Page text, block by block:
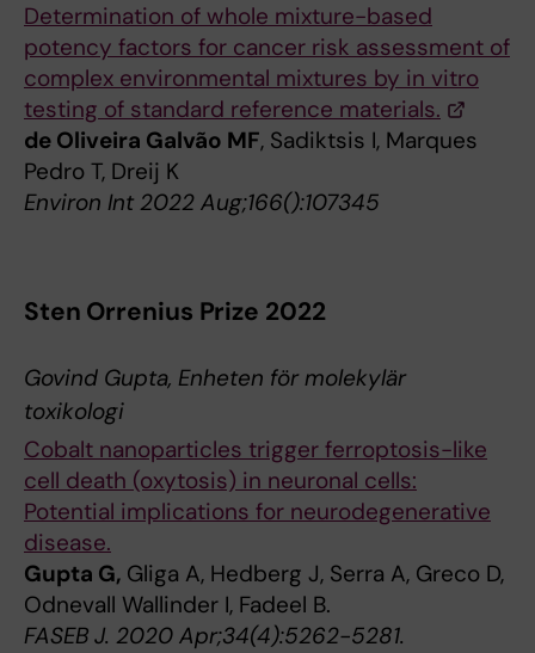
Determination of whole mixture-based
potency factors for cancer risk assessment of
complex environmental mixtures by in vitro
testing of standard reference materials.
de Oliveira Galvão MF, Sadiktsis I, Marques
Pedro T, Dreij K
Environ Int 2022 Aug;166():107345
Sten Orrenius Prize 2022
Govind Gupta, Enheten för molekylär
toxikologi
Cobalt nanoparticles trigger ferroptosis-like
cell death (oxytosis) in neuronal cells:
Potential implications for neurodegenerative
disease.
Gupta G, Gliga A, Hedberg J, Serra A, Greco D,
Odnevall Wallinder I, Fadeel B.
FASEB J. 2020 Apr;34(4):5262-5281.